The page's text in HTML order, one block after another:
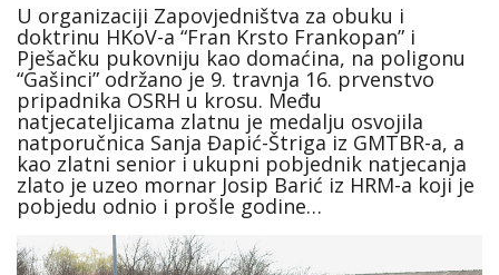
U organizaciji Zapovjedništva za obuku i
doktrinu HKoV-a “Fran Krsto Frankopan” i
Pješačku pukovniju kao domaćina, na poligonu
“Gašinci” održano je 9. travnja 16. prvenstvo
pripadnika OSRH u krosu. Među
natjecateljicama zlatnu je medalju osvojila
natporučnica Sanja Đapić-Štriga iz GMTBR-a, a
kao zlatni senior i ukupni pobjednik natjecanja
zlato je uzeo mornar Josip Barić iz HRM-a koji je
pobjedu odnio i prošle godine…